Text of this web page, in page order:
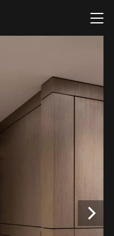
Зашиття панелями